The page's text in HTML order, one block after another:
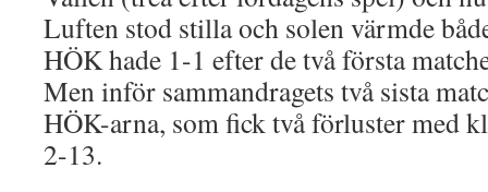
Luften stod stilla och solen värmde
HÖK hade 1-1 efter de två första
Men inför sammandragets två sista
HÖK-arna, som fick två förluster med
2-13.